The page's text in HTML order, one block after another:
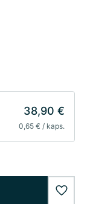
38,90 €
0,65 € / kaps.